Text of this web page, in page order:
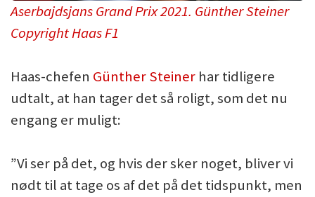
Aserbajdsjans Grand Prix 2021. Günther Steiner
Copyright Haas F1
Haas-chefen Günther Steiner har tidligere
udtalt, at han tager det så roligt, som det nu
engang er muligt:
”Vi ser på det, og hvis der sker noget, bliver vi
nødt til at tage os af det på det tidspunkt, men